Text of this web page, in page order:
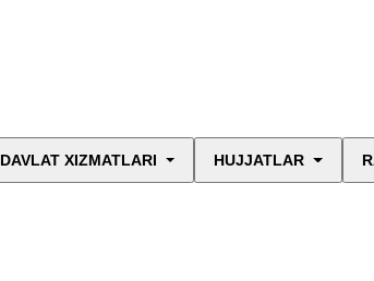
DAVLAT XIZMATLARI HUJJATLAR